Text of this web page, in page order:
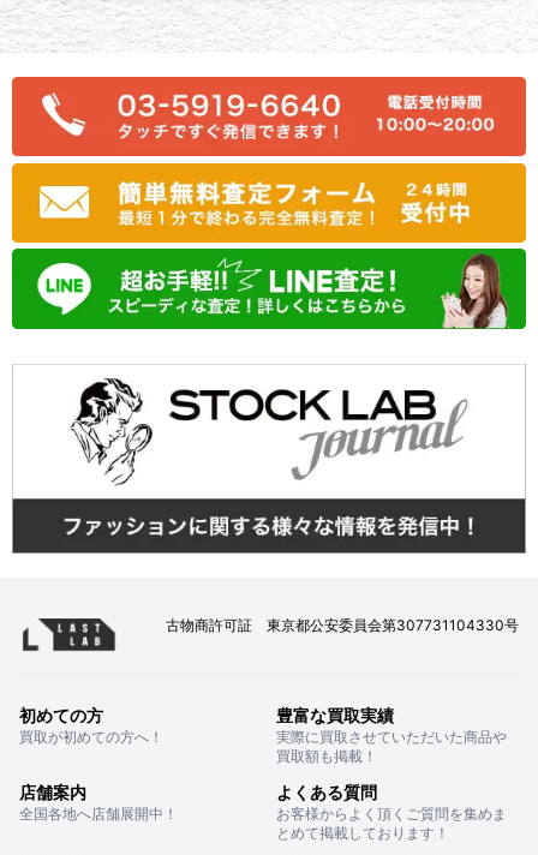
古物商許可証 東京都公安委員会第307731104330号
初めての方
買取が初めての方へ！
豊富な買取実績
実際に買取させていただいた商品や
買取額も掲載！
店舗案内
全国各地へ店舗展開中！
よくある質問
お客様からよく頂くご質問を集めま
とめて掲載しております！